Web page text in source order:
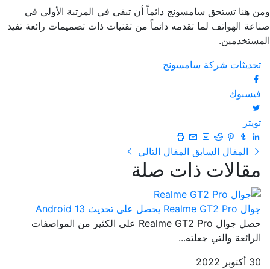
ومن هنا تستحق سامسونج دائماً أن تبقى في المرتبة الأولى في
صناعة الهواتف لما تقدمه دائماً من تقنيات ذات تصميمات رائعة تفيد
المستخدمين.
تحديثات شركة سامسونج
فيسبوك
تويتر
المقال السابق المقال التالي
مقالات ذات صلة
جوال Realme GT2 Pro يحصل على تحديث Android 13
حصل جوال Realme GT2 Pro على الكثير من المواصفات
الرائعة والتي جعلته...
30 أكتوبر 2022